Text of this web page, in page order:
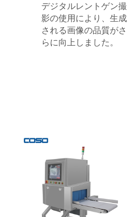
デジタルレントゲン撮
影の使用により、生成
される画像の品質がさ
らに向上しました。